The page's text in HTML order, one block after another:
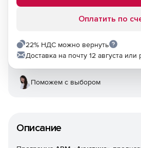
Описание
Оплатить по
22% НДС можно вернуть
Доставка на почту 12 августа или
Поможем с выбором